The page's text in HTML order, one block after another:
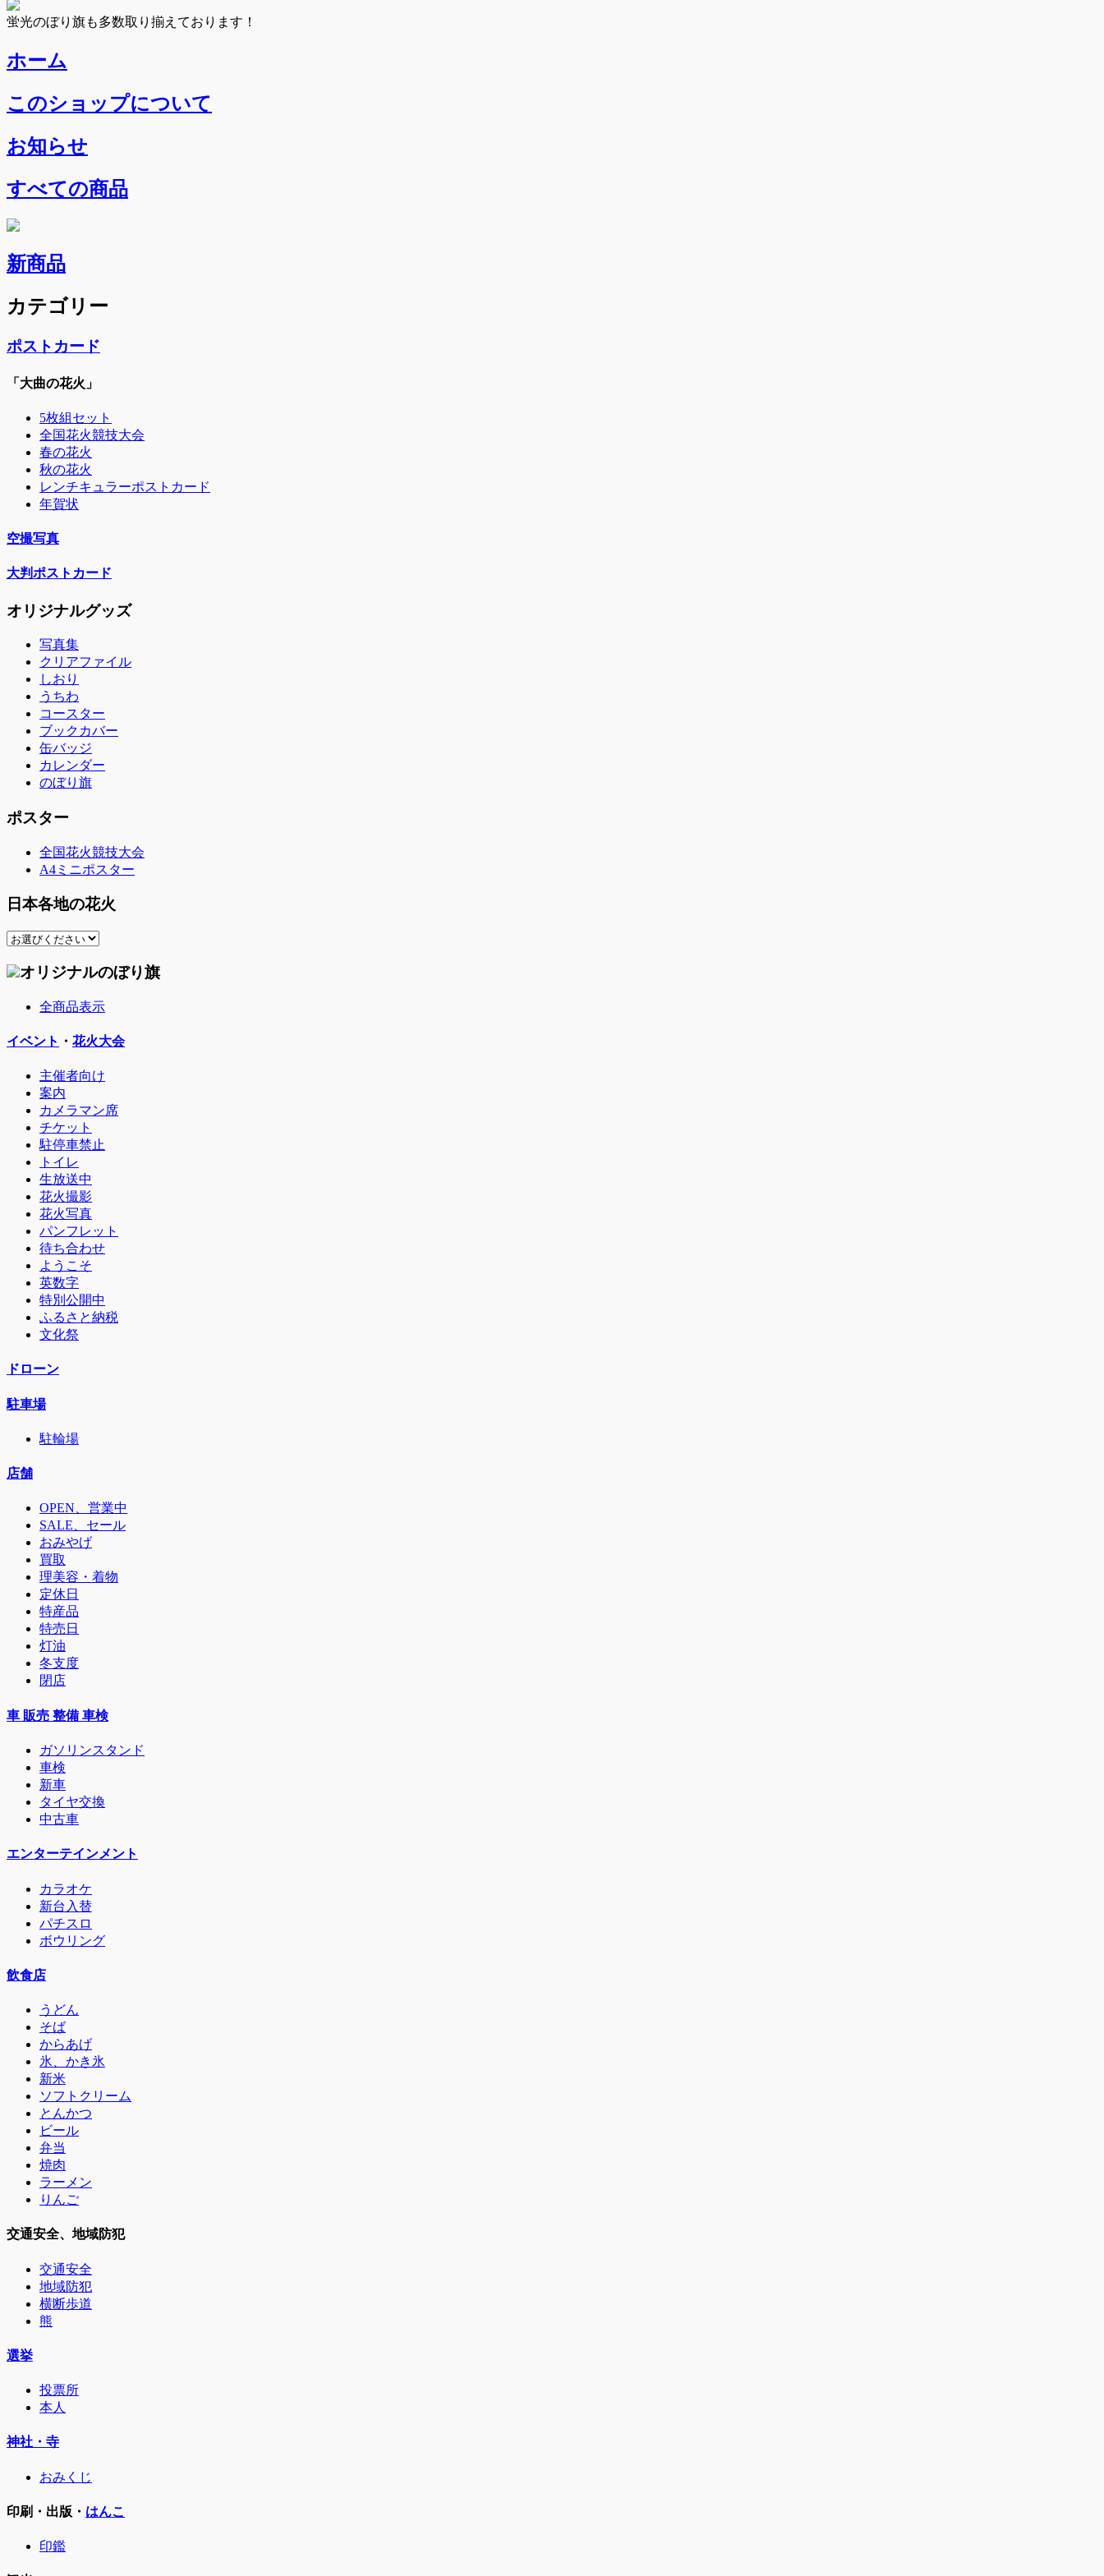
蛍光のぼり旗も多数取り揃えております！
ホーム
このショップについて
お知らせ
すべての商品
新商品
カテゴリー
ポストカード
「大曲の花火」
5枚組セット
全国花火競技大会
春の花火
秋の花火
レンチキュラーポストカード
年賀状
空撮写真
大判ポストカード
オリジナルグッズ
写真集
クリアファイル
しおり
うちわ
コースター
ブックカバー
缶バッジ
カレンダー
のぼり旗
ポスター
全国花火競技大会
A4ミニポスター
日本各地の花火
オリジナルのぼり旗
全商品表示
イベント ・ 花火大会
主催者向け
案内
カメラマン席
チケット
駐停車禁止
トイレ
生放送中
花火撮影
花火写真
パンフレット
待ち合わせ
ようこそ
英数字
特別公開中
ふるさと納税
文化祭
ドローン
駐車場
駐輪場
店舗
OPEN、営業中
SALE、セール
おみやげ
買取
理美容・着物
定休日
特産品
特売日
灯油
冬支度
閉店
車 販売 整備 車検
ガソリンスタンド
車検
新車
タイヤ交換
中古車
エンターテインメント
カラオケ
新台入替
パチスロ
ボウリング
飲食店
うどん
そば
からあげ
氷、かき氷
新米
ソフトクリーム
とんかつ
ビール
弁当
焼肉
ラーメン
りんご
交通安全、地域防犯
交通安全
地域防犯
横断歩道
熊
選挙
投票所
本人
神社・寺
おみくじ
印刷・出版・ はんこ
印鑑